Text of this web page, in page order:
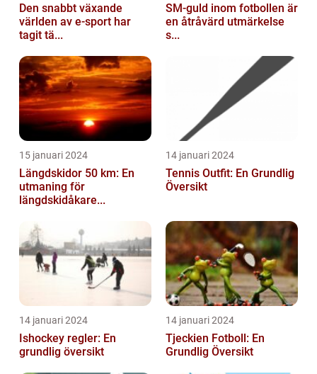
Den snabbt växande
världen av e-sport har
tagit tä...
SM-guld inom fotbollen är
en åtråvärd utmärkelse
s...
15 januari 2024
Längdskidor 50 km: En
utmaning för
längdskidåkare...
14 januari 2024
Tennis Outfit: En Grundlig
Översikt
14 januari 2024
Ishockey regler: En
grundlig översikt
14 januari 2024
Tjeckien Fotboll: En
Grundlig Översikt